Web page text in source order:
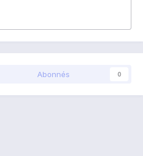
Abonnés 0